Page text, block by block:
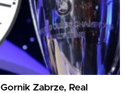
Zabrze, Real